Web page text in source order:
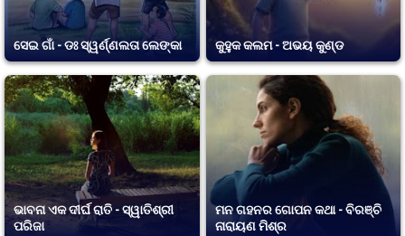
ସେଇ ଗାଁ - ଡଃ ସ୍ୱର୍ଣ୍ଣଲତା ଲେଙ୍କା କୁହୁକ କଲମ - ଅଭୟ କୁଣ୍ଡ
ଭାବନା ଏକ ଦୀର୍ଘ ରାତି - ସ୍ୱାତିଶ୍ରୀ
ପରିଜା
ମନ ଗହନର ଗୋପନ କଥା - ବିରଞ୍ଚି
ନାରାୟଣ ମିଶ୍ର